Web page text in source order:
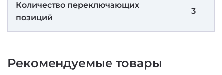
Количество переключающих
позиций
3
Рекомендуемые товары